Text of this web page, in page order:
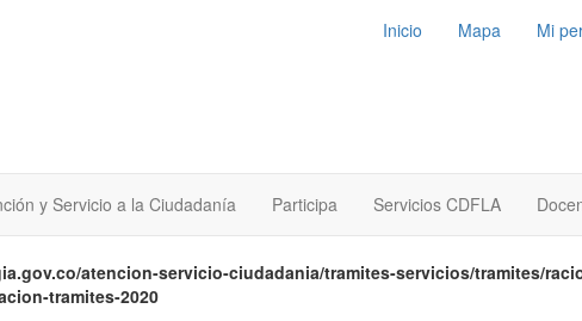
Inicio Mapa Mi
y Servicio a la Ciudadanía Participa Servicios CDFLA
atencion-servicio-ciudadania/tramites-servicios/tramites/
tramites-2020